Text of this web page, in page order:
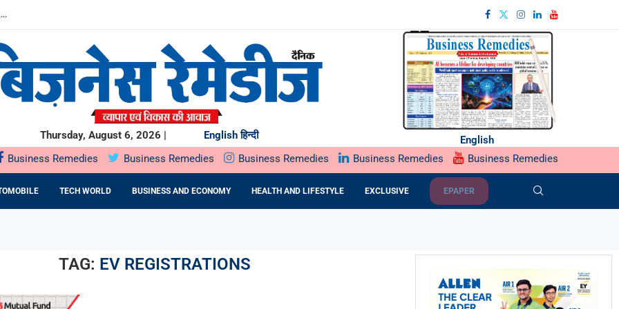
में SOIL HEALTH...
के दौरान...
देगा...
देगा...PB FINTECH...
FERTILITY CARE: DR....
Thursday, August 6, 2026 | English हिन्दी
English
Business Remedies Business Remedies Business Remedies Business Remedies Business Remedies
TECH WORLD BUSINESS AND ECONOMY HEALTH AND LIFESTYLE EXCLUSIVE EPAPER
TAG: EV REGISTRATIONS